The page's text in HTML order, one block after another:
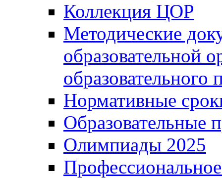
Коллекция ЦОР
Методические
образовательной
образовательного
Нормативные
Образовательные
Олимпиады 2025